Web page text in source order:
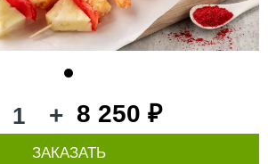
+ 8 250 ₽
ЗАКАЗАТЬ